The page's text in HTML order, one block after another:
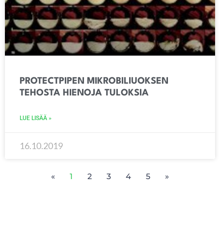
PROTECTPIPEN MIKROBILIUOKSEN
TEHOSTA HIENOJA TULOKSIA
LUE LISÄÄ »
16.10.2019
« 1 2 3 4 5 »